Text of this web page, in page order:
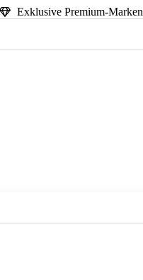
Exklusive Premium-Marken